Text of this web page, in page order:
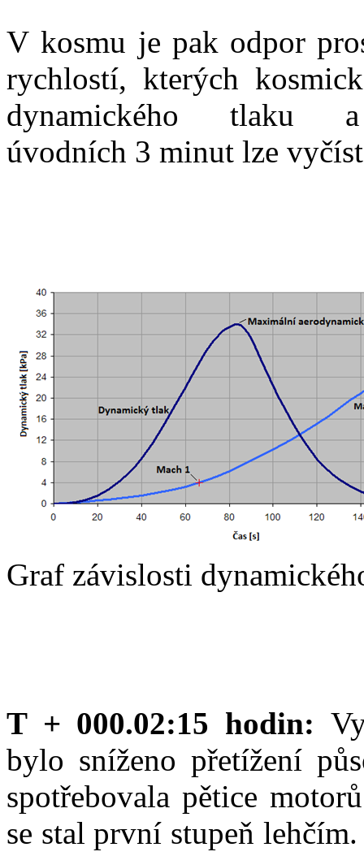
V kosmu je pak odpor
rychlostí, kterých
dynamického tlaku
úvodních 3 minut lze
Graf závislosti
T + 000.02:15 hodin:
bylo sníženo přetížení
spotřebovala pětice
se stal první stupeň